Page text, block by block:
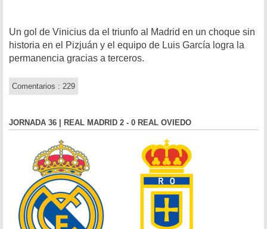
Un gol de Vinicius da el triunfo al Madrid en un choque sin
historia en el Pizjuán y el equipo de Luis García logra la
permanencia gracias a terceros.
Comentarios : 229
JORNADA 36 | REAL MADRID 2 - 0 REAL OVIEDO